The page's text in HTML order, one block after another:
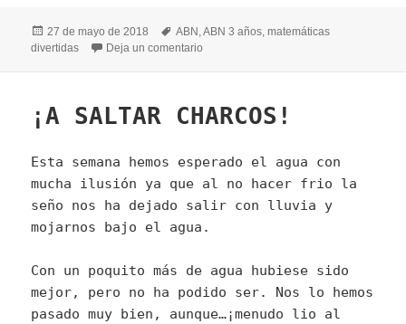
Publicado
el
27 de mayo de 2018 Etiquetas
ABN ,ABN 3 años ,matemáticas
divertidas
Deja un comentario
¡A SALTAR CHARCOS!
Esta semana hemos esperado el agua con
mucha ilusión ya que al no hacer frio la
seño nos ha dejado salir con lluvia y
mojarnos bajo el agua.
Con un poquito más de agua hubiese sido
mejor, pero no ha podido ser. Nos lo hemos
pasado muy bien, aunque…¡menudo lio al